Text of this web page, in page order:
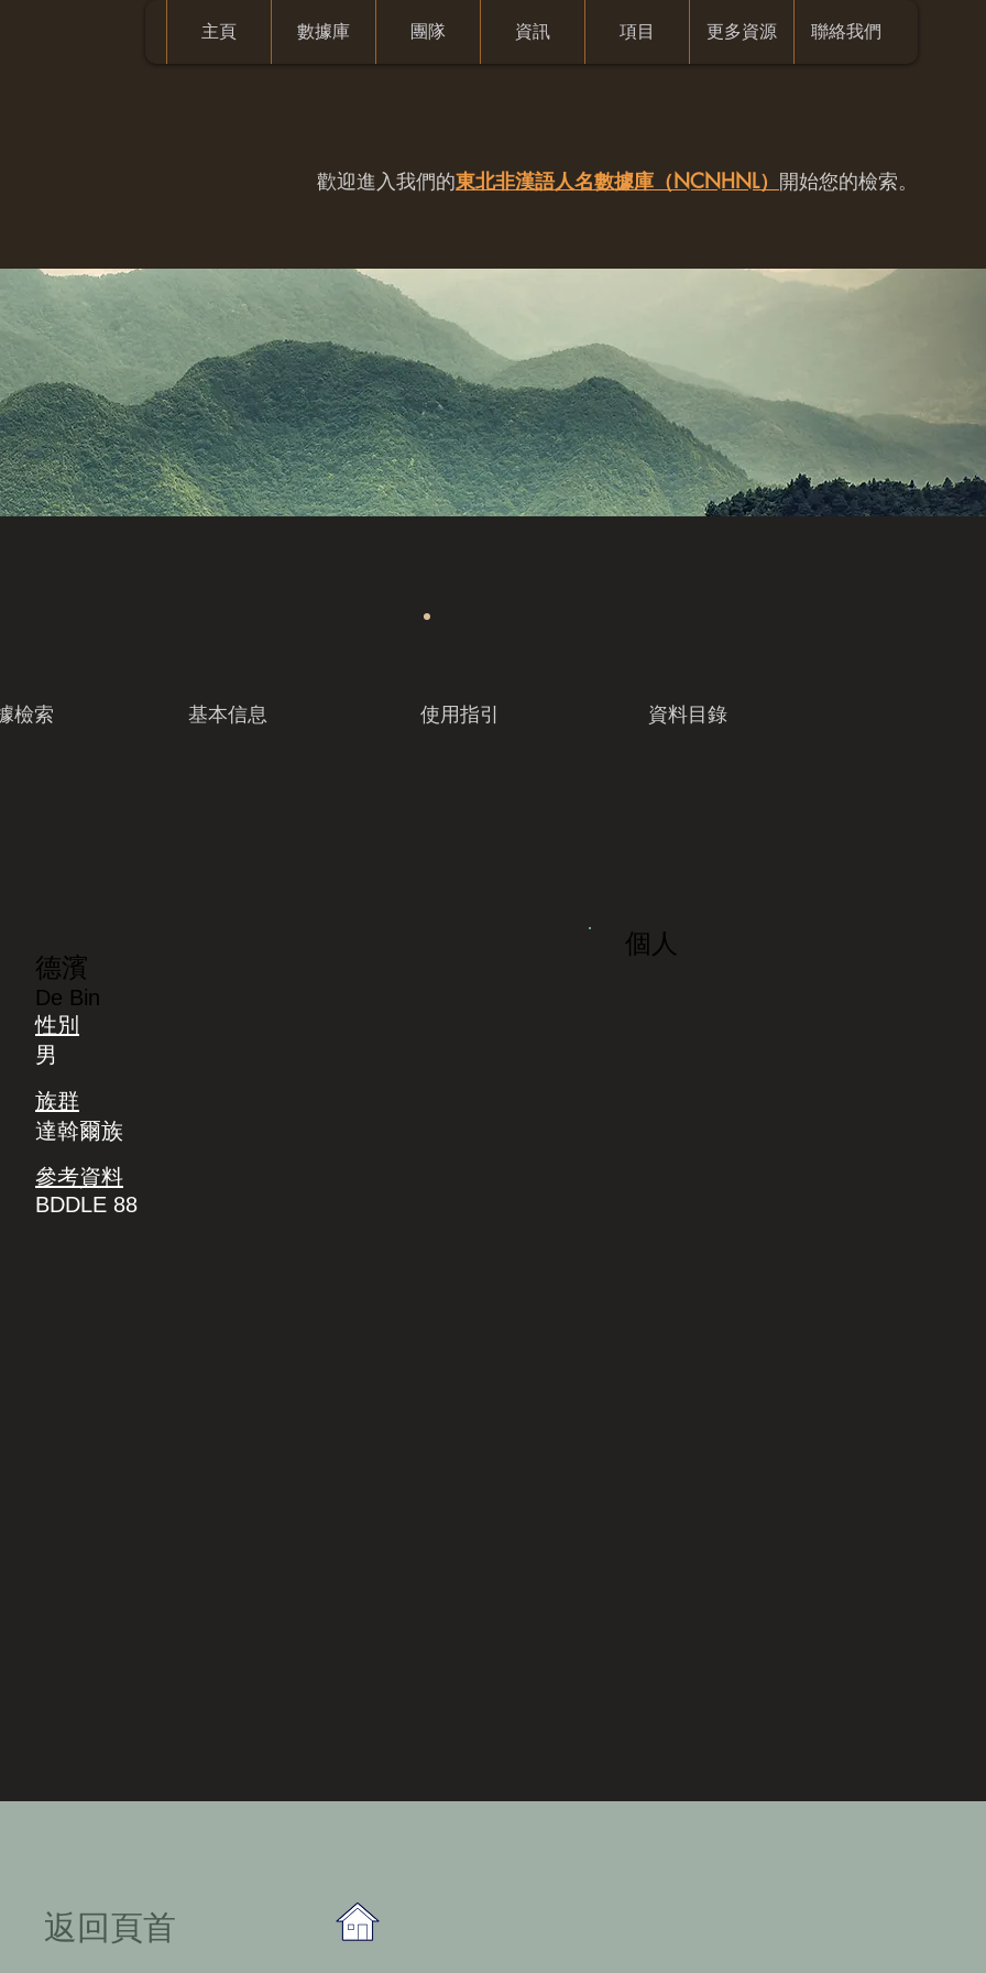
主頁 數據庫 團隊 資訊 項目 更多資源 聯絡我們
歡迎進入我們的東北非漢語人名數據庫（NCNHNL） 開始您的檢索。
檢索 基本信息 使用指引 資料目錄
德濱
De Bin
性別
男
族群
達斡爾族
參考資料
BDDLE 88
個人
​返回頁首